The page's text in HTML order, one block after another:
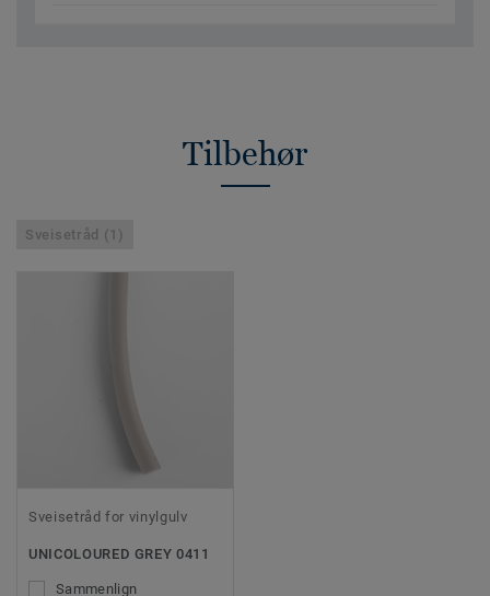
Tilbehør
Sveisetråd (1)
Sveisetråd for vinylgulv
UNICOLOURED GREY 0411
Sammenlign